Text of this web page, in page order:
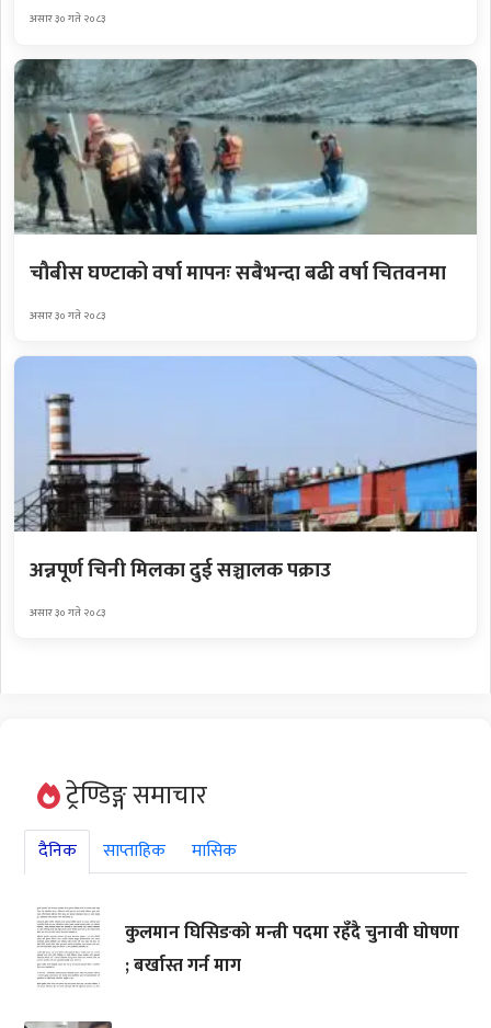
असार ३० गते २०८३
चौबीस घण्टाको वर्षा मापनः सबैभन्दा बढी वर्षा चितवनमा
असार ३० गते २०८३
अन्नपूर्ण चिनी मिलका दुई सञ्चालक पक्राउ
असार ३० गते २०८३
ट्रेण्डिङ्ग समाचार
दैनिक साप्ताहिक मासिक
कुलमान घिसिङको मन्त्री पदमा रहँदै चुनावी घोषणा
; बर्खास्त गर्न माग